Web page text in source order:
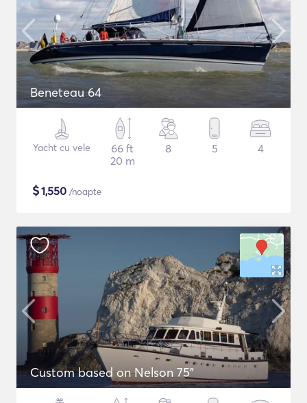
Beneteau 64
Yacht cu vele
66 ft
20 m
8 5 4
$1,550 /noapte
Custom based on Nelson 75"